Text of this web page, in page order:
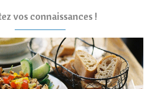
vos connaissances !